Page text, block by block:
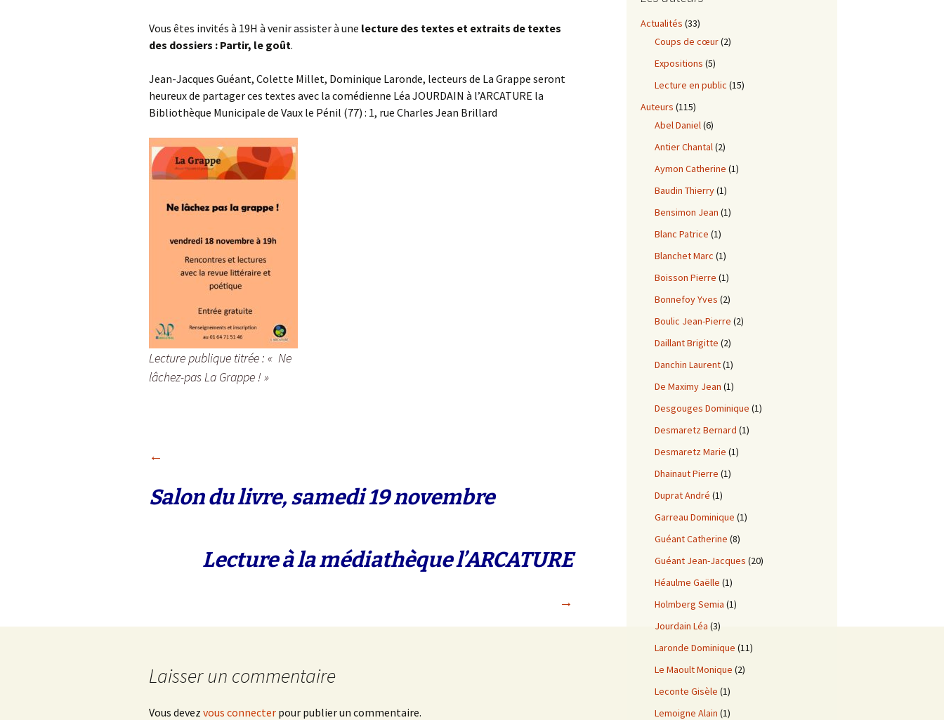
Hommage à
Chronique(s) du Mauvais
œil
Feuilleton
Le goût des mots
Ateliers d’écriture
Notes de lecture
Entretien
Salon
Vous êtes invités à 19H à venir assister à une lecture des textes et extraits de textes
des dossiers : Partir, le goût.
Jean-Jacques Guéant, Colette Millet, Dominique Laronde, lecteurs de La Grappe seront
heureux de partager ces textes avec la comédienne Léa JOURDAIN à l’ARCATURE la
Bibliothèque Municipale de Vaux le Pénil (77) : 1, rue Charles Jean Brillard
Lecture publique titrée : « Ne
lâchez-pas La Grappe ! »
Navigation
←
Salon du livre, samedi 19 novembre
Lecture à la médiathèque l’ARCATURE
→
Laisser un commentaire
Vous devez vous connecter pour publier un commentaire.
Actualités (33)
Coups de cœur(2)
Expositions (5)
Lecture en public (15)
Auteurs (115)
Abel Daniel(6)
Antier Chantal(2)
Aymon Catherine (1)
Baudin Thierry(1)
Bensimon Jean (1)
Blanc Patrice (1)
Blanchet Marc (1)
Boisson Pierre (1)
Bonnefoy Yves (2)
Boulic Jean-Pierre (2)
Daillant Brigitte (2)
Danchin Laurent(1)
De Maximy Jean (1)
Desgouges Dominique (1)
Desmaretz Bernard (1)
Desmaretz Marie (1)
Dhainaut Pierre (1)
Duprat André (1)
Garreau Dominique (1)
Guéant Catherine (8)
Guéant Jean-Jacques (20)
Héaulme Gaëlle (1)
Holmberg Semia (1)
Jourdain Léa (3)
Laronde Dominique (11)
Le Maoult Monique (2)
Leconte Gisèle (1)
Lemoigne Alain (1)